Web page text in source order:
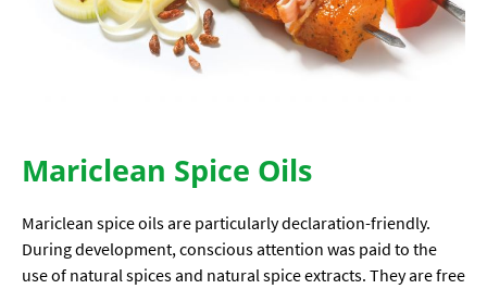
Mariclean Spice Oils
Mariclean spice oils are particularly declaration-friendly.
During development, conscious attention was paid to the
use of natural spices and natural spice extracts. They are free